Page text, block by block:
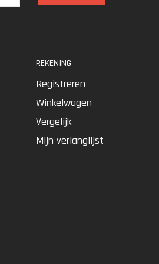
REKENING
Registreren
Winkelwagen
Vergelijk
Mijn verlanglijst